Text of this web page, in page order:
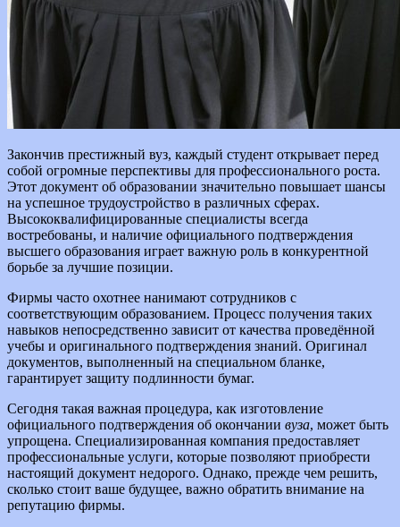
Закончив престижный вуз, каждый студент открывает перед
собой огромные перспективы для профессионального роста.
Этот документ об образовании значительно повышает шансы
на успешное трудоустройство в различных сферах.
Высококвалифицированные специалисты всегда
востребованы, и наличие официального подтверждения
высшего образования играет важную роль в конкурентной
борьбе за лучшие позиции.
Фирмы часто охотнее нанимают сотрудников с
соответствующим образованием. Процесс получения таких
навыков непосредственно зависит от качества проведённой
учебы и оригинального подтверждения знаний. Оригинал
документов, выполненный на специальном бланке,
гарантирует защиту подлинности бумаг.
Сегодня такая важная процедура, как изготовление
официального подтверждения об окончании вуза, может быть
упрощена. Специализированная компания предоставляет
профессиональные услуги, которые позволяют приобрести
настоящий документ недорого. Однако, прежде чем решить,
сколько стоит ваше будущее, важно обратить внимание на
репутацию фирмы.